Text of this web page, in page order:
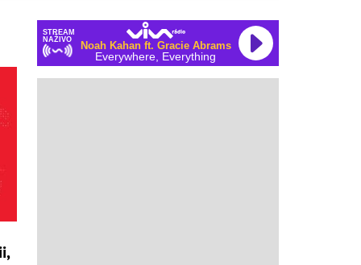
STREAM
NAŽIVO
Noah Kahan ft. Gracie Abrams
Everywhere, Everything